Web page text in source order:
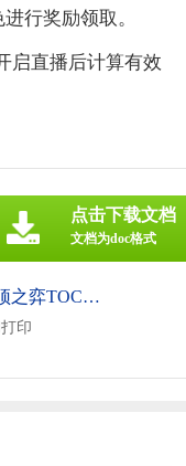
行奖励领取。
启直播后计算有效
《云顶之弈TOC砸金蛋活动怎么玩-云顶之弈TOC砸金蛋活动介绍.doc》
印
点击下载文档
文档为doc格式